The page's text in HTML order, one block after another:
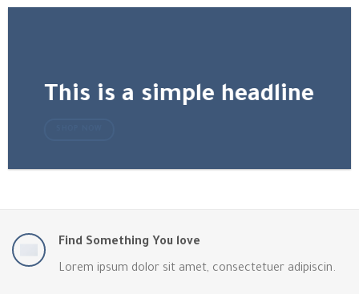
This is a simple headline
Find Something You love
Lorem ipsum dolor sit amet, consectetuer adipiscin.